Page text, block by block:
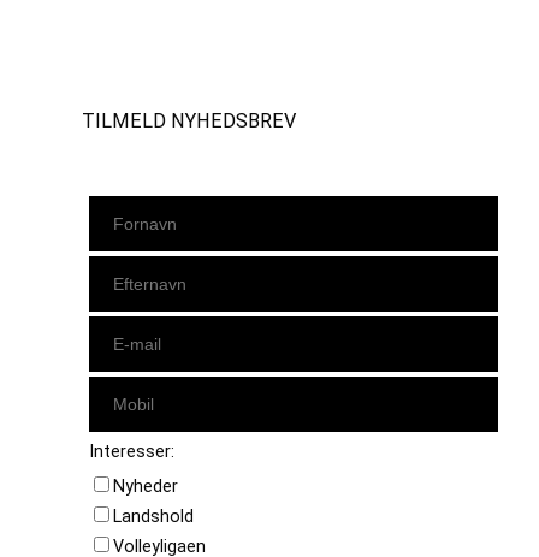
TILMELD NYHEDSBREV
Interesser:
Nyheder
Landshold
Volleyligaen